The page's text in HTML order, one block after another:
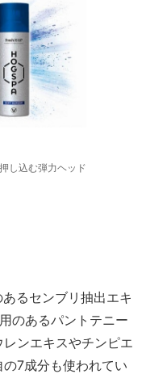
し込む弾力ヘッド
るセンブリ抽出エキ
のあるパントテニー
ンエキスやチンピエ
7成分も使われてい